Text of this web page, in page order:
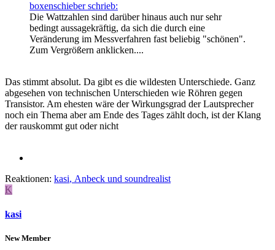
boxenschieber schrieb:
Die Wattzahlen sind darüber hinaus auch nur sehr
bedingt aussagekräftig, da sich die durch eine
Veränderung im Messverfahren fast beliebig "schönen".
Zum Vergrößern anklicken....
Das stimmt absolut. Da gibt es die wildesten Unterschiede. Ganz
abgesehen von technischen Unterschieden wie Röhren gegen
Transistor. Am ehesten wäre der Wirkungsgrad der Lautsprecher
noch ein Thema aber am Ende des Tages zählt doch, ist der Klang
der rauskommt gut oder nicht
Reaktionen: kasi, Anbeck und soundrealist
K
kasi
New Member